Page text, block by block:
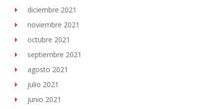
diciembre 2021
noviembre 2021
octubre 2021
septiembre 2021
agosto 2021
julio 2021
junio 2021